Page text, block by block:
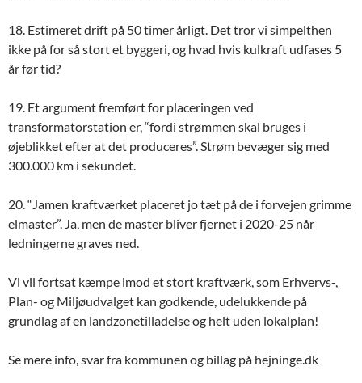
18. Estimeret drift på 50 timer årligt. Det tror vi simpelthen
ikke på for så stort et byggeri, og hvad hvis kulkraft udfases 5
år før tid?
19. Et argument fremført for placeringen ved
transformatorstation er, “fordi strømmen skal bruges i
øjeblikket efter at det produceres”. Strøm bevæger sig med
300.000 km i sekundet.
20. “Jamen kraftværket placeret jo tæt på de i forvejen grimme
elmaster”. Ja, men de master bliver fjernet i 2020-25 når
ledningerne graves ned.
Vi vil fortsat kæmpe imod et stort kraftværk, som Erhvervs-,
Plan- og Miljøudvalget kan godkende, udelukkende på
grundlag af en landzonetilladelse og helt uden lokalplan!
Se mere info, svar fra kommunen og billag på hejninge.dk